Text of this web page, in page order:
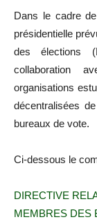
Dans le cadre
présidentielle
des élections
collaboration
organisations
décentralisées
bureaux de vote.
Ci-dessous le
DIRECTIVE
MEMBRES DES